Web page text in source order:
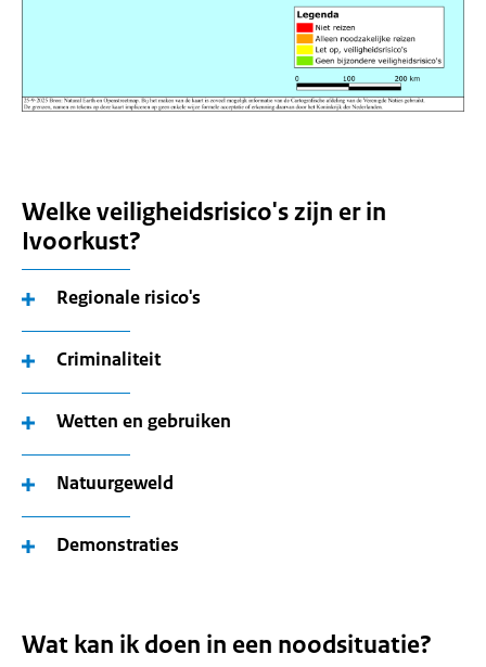
Welke veiligheidsrisico's zijn er in
Ivoorkust?
Regionale risico's
Criminaliteit
Wetten en gebruiken
Natuurgeweld
Demonstraties
Wat kan ik doen in een noodsituatie?